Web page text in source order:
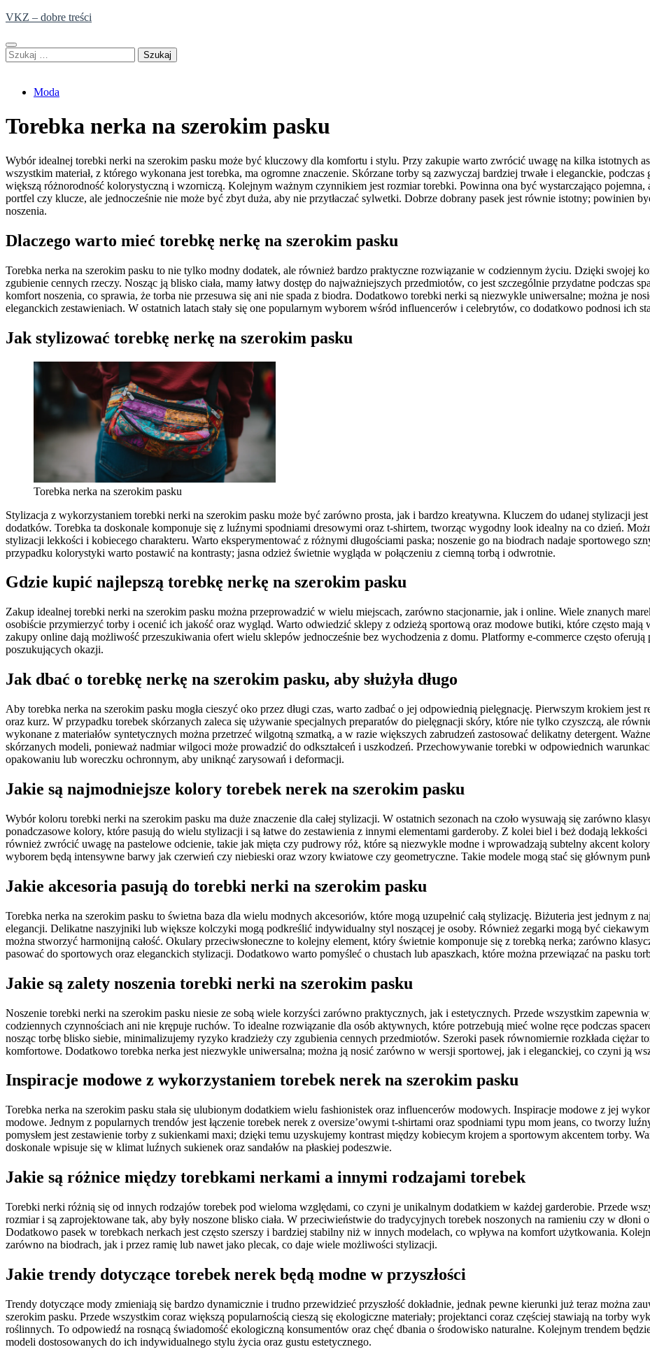
Skip
content
VKZ – dobre treści
Szukaj:
Moda
Torebka nerka na szerokim pasku
Wybór idealnej torebki nerki na szerokim pasku może być kluczowy dla komfortu i stylu. Przy zakupie warto zwrócić uwagę na kilka istotnych
wszystkim materiał, z którego wykonana jest torebka, ma ogromne znaczenie. Skórzane torby są zazwyczaj bardziej trwałe i eleganckie,
większą różnorodność kolorystyczną i wzorniczą. Kolejnym ważnym czynnikiem jest rozmiar torebki. Powinna ona być wystarczająco
portfel czy klucze, ale jednocześnie nie może być zbyt duża, aby nie przytłaczać sylwetki. Dobrze dobrany pasek jest równie istotny; powinien
noszenia.
Dlaczego warto mieć torebkę nerkę na szerokim pasku
Torebka nerka na szerokim pasku to nie tylko modny dodatek, ale również bardzo praktyczne rozwiązanie w codziennym życiu. Dzięki swojej
zgubienie cennych rzeczy. Nosząc ją blisko ciała, mamy łatwy dostęp do najważniejszych przedmiotów, co jest szczególnie przydatne podczas
komfort noszenia, co sprawia, że torba nie przesuwa się ani nie spada z biodra. Dodatkowo torebki nerki są niezwykle uniwersalne; można je
eleganckich zestawieniach. W ostatnich latach stały się one popularnym wyborem wśród influencerów i celebrytów, co dodatkowo podnosi ich
Jak stylizować torebkę nerkę na szerokim pasku
Torebka nerka na szerokim pasku
Stylizacja z wykorzystaniem torebki nerki na szerokim pasku może być zarówno prosta, jak i bardzo kreatywna. Kluczem do udanej stylizacji
dodatków. Torebka ta doskonale komponuje się z luźnymi spodniami dresowymi oraz t-shirtem, tworząc wygodny look idealny na co dzień.
stylizacji lekkości i kobiecego charakteru. Warto eksperymentować z różnymi długościami paska; noszenie go na biodrach nadaje sportowego
przypadku kolorystyki warto postawić na kontrasty; jasna odzież świetnie wygląda w połączeniu z ciemną torbą i odwrotnie.
Gdzie kupić najlepszą torebkę nerkę na szerokim pasku
Zakup idealnej torebki nerki na szerokim pasku można przeprowadzić w wielu miejscach, zarówno stacjonarnie, jak i online. Wiele znanych
osobiście przymierzyć torby i ocenić ich jakość oraz wygląd. Warto odwiedzić sklepy z odzieżą sportową oraz modowe butiki, które często
zakupy online dają możliwość przeszukiwania ofert wielu sklepów jednocześnie bez wychodzenia z domu. Platformy e-commerce często
poszukujących okazji.
Jak dbać o torebkę nerkę na szerokim pasku, aby służyła długo
Aby torebka nerka na szerokim pasku mogła cieszyć oko przez długi czas, warto zadbać o jej odpowiednią pielęgnację. Pierwszym krokiem jest
oraz kurz. W przypadku torebek skórzanych zaleca się używanie specjalnych preparatów do pielęgnacji skóry, które nie tylko czyszczą, ale
wykonane z materiałów syntetycznych można przetrzeć wilgotną szmatką, a w razie większych zabrudzeń zastosować delikatny detergent.
skórzanych modeli, ponieważ nadmiar wilgoci może prowadzić do odkształceń i uszkodzeń. Przechowywanie torebki w odpowiednich
opakowaniu lub woreczku ochronnym, aby uniknąć zarysowań i deformacji.
Jakie są najmodniejsze kolory torebek nerek na szerokim pasku
Wybór koloru torebki nerki na szerokim pasku ma duże znaczenie dla całej stylizacji. W ostatnich sezonach na czoło wysuwają się zarówno
ponadczasowe kolory, które pasują do wielu stylizacji i są łatwe do zestawienia z innymi elementami garderoby. Z kolei biel i beż dodają
również zwrócić uwagę na pastelowe odcienie, takie jak mięta czy pudrowy róż, które są niezwykle modne i wprowadzają subtelny akcent
wyborem będą intensywne barwy jak czerwień czy niebieski oraz wzory kwiatowe czy geometryczne. Takie modele mogą stać się głównym
Jakie akcesoria pasują do torebki nerki na szerokim pasku
Torebka nerka na szerokim pasku to świetna baza dla wielu modnych akcesoriów, które mogą uzupełnić całą stylizację. Biżuteria jest jednym z
elegancji. Delikatne naszyjniki lub większe kolczyki mogą podkreślić indywidualny styl noszącej je osoby. Również zegarki mogą być
można stworzyć harmonijną całość. Okulary przeciwsłoneczne to kolejny element, który świetnie komponuje się z torebką nerka; zarówno
pasować do sportowych oraz eleganckich stylizacji. Dodatkowo warto pomyśleć o chustach lub apaszkach, które można przewiązać na pasku
Jakie są zalety noszenia torebki nerki na szerokim pasku
Noszenie torebki nerki na szerokim pasku niesie ze sobą wiele korzyści zarówno praktycznych, jak i estetycznych. Przede wszystkim zapewnia
codziennych czynnościach ani nie krępuje ruchów. To idealne rozwiązanie dla osób aktywnych, które potrzebują mieć wolne ręce podczas
nosząc torbę blisko siebie, minimalizujemy ryzyko kradzieży czy zgubienia cennych przedmiotów. Szeroki pasek równomiernie rozkłada ciężar
komfortowe. Dodatkowo torebka nerka jest niezwykle uniwersalna; można ją nosić zarówno w wersji sportowej, jak i eleganckiej, co czyni ją
Inspiracje modowe z wykorzystaniem torebek nerek na szerokim pasku
Torebka nerka na szerokim pasku stała się ulubionym dodatkiem wielu fashionistek oraz influencerów modowych. Inspiracje modowe z jej
modowe. Jednym z popularnych trendów jest łączenie torebek nerek z oversize’owymi t-shirtami oraz spodniami typu mom jeans, co tworzy
pomysłem jest zestawienie torby z sukienkami maxi; dzięki temu uzyskujemy kontrast między kobiecym krojem a sportowym akcentem torby.
doskonale wpisuje się w klimat luźnych sukienek oraz sandałów na płaskiej podeszwie.
Jakie są różnice między torebkami nerkami a innymi rodzajami torebek
Torebki nerki różnią się od innych rodzajów torebek pod wieloma względami, co czyni je unikalnym dodatkiem w każdej garderobie. Przede
rozmiar i są zaprojektowane tak, aby były noszone blisko ciała. W przeciwieństwie do tradycyjnych torebek noszonych na ramieniu czy w dłoni
Dodatkowo pasek w torebkach nerkach jest często szerszy i bardziej stabilny niż w innych modelach, co wpływa na komfort użytkowania.
zarówno na biodrach, jak i przez ramię lub nawet jako plecak, co daje wiele możliwości stylizacji.
Jakie trendy dotyczące torebek nerek będą modne w przyszłości
Trendy dotyczące mody zmieniają się bardzo dynamicznie i trudno przewidzieć przyszłość dokładnie, jednak pewne kierunki już teraz można
szerokim pasku. Przede wszystkim coraz większą popularnością cieszą się ekologiczne materiały; projektanci coraz częściej stawiają na torby
roślinnych. To odpowiedź na rosnącą świadomość ekologiczną konsumentów oraz chęć dbania o środowisko naturalne. Kolejnym trendem
modeli dostosowanych do ich indywidualnego stylu życia oraz gustu estetycznego.